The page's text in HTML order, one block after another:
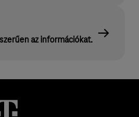
az információkat.